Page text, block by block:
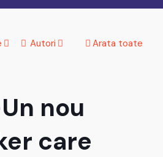
Autori Arata toate
nou
care